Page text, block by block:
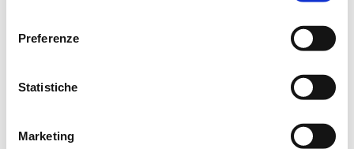
Preferenze
Statistiche
Marketing